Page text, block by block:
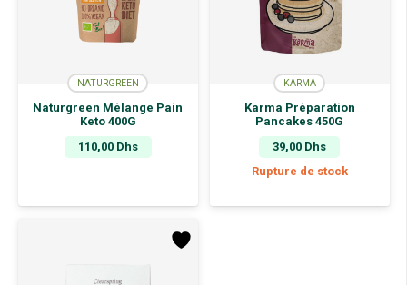
NATURGREEN
Naturgreen Mélange Pain
Keto 400G
110,00 Dhs
KARMA
Karma Préparation
Pancakes 450G
39,00 Dhs
Rupture de stock